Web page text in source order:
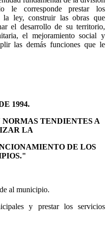
le corresponde prestar los
la ley, construir las obras que
el desarrollo de su territorio,
el mejoramiento social y
las demás funciones que le
1994.
TENDIENTES A
LA
DE LOS
al municipio.
y prestar los servicios